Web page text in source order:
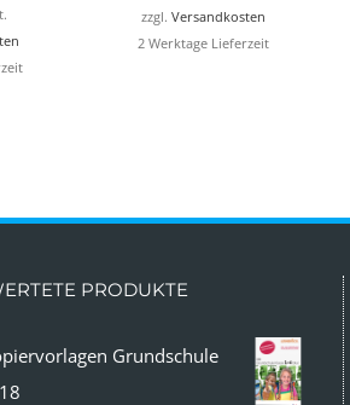
zzgl. Versandkosten
2 Werktage Lieferzeit
PRODUKTE
Grundschule